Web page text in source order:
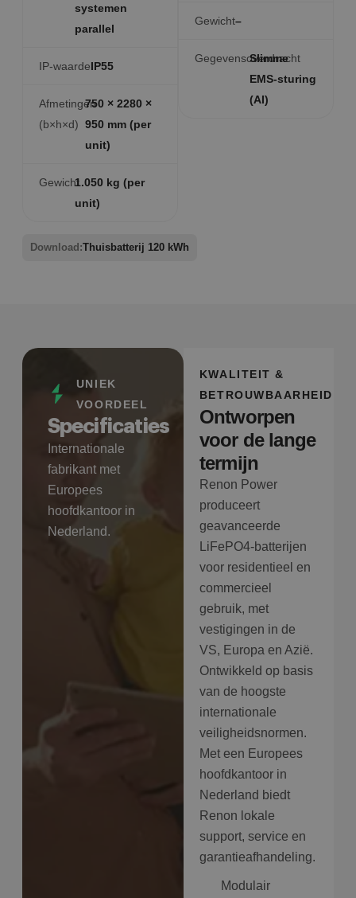
systemen
parallel
IP-waardeIP55
Afmetingen
(b×h×d)
750 × 2280 ×
950 mm (per
unit)
Gewicht1.050 kg (per
unit)
Gewicht–
Gegevensoverdracht
Slimme
EMS-sturing
(AI)
Download:Thuisbatterij 120 kWh
UNIEK
VOORDEEL
Specificaties
Internationale
fabrikant met
Europees
hoofdkantoor in
Nederland.
KWALITEIT &
BETROUWBAARHEID
Ontworpen
voor de lange
termijn
Renon Power
produceert
geavanceerde
LiFePO4-batterijen
voor residentieel en
commercieel
gebruik, met
vestigingen in de
VS, Europa en Azië.
Ontwikkeld op basis
van de hoogste
internationale
veiligheidsnormen.
Met een Europees
hoofdkantoor in
Nederland biedt
Renon lokale
support, service en
garantieafhandeling.
Modulair